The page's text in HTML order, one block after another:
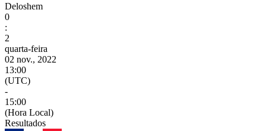
Deloshem
0
:
2
quarta-feira
02 nov., 2022
13:00
(UTC)
-
15:00
(Hora Local)
Resultados